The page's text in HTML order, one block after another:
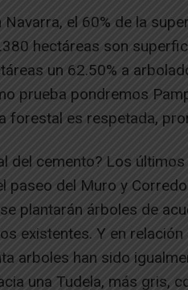
Navarra, el 60% de la
hectáreas son
un 62.50% a
prueba pondremos
forestal es respetada,
del cemento? Los
paseo del Muro y
plantarán árboles de
existentes. Y en
arboles han sido
una Tudela, más gris,